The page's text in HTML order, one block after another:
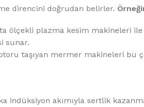
direncini doğrudan belirler.
ölçekli plazma kesim makineleri
sunar.
taşıyan mermer makineleri bu
akımıyla sertlik